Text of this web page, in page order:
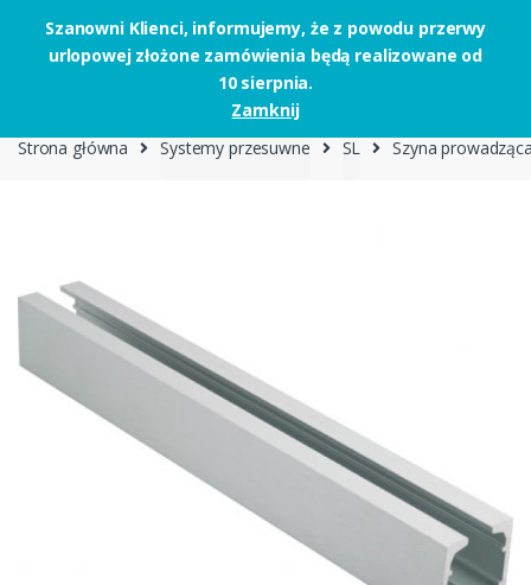
Skip to navigation
Skip to content
Strona główna Systemy przesuwne SL Szyna
Szanowni Klienci, informujemy, że z powodu przerwy
urlopowej złożone zamówienia będą realizowane od
10 sierpnia.
Zamknij